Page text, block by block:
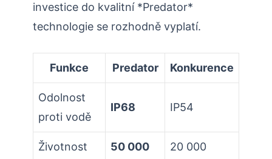
investice do kvalitní *Predator*
technologie se rozhodně vyplatí.
Funkce Predator Konkurence
Odolnost
proti vodě
IP68 IP54
Životnost
50 000
20 000